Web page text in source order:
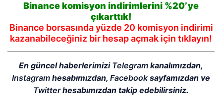
Binance komisyon indirimlerini %20’ye
çıkarttık!
Binance borsasında yüzde 20 komisyon indirimi
kazanabileceğiniz bir hesap açmak için tıklayın!
En güncel haberlerimizi Telegram kanalımızdan,
Instagramhesabımızdan, Facebooksayfamızdan ve
Twitterhesabımızdan takip edebilirsiniz.